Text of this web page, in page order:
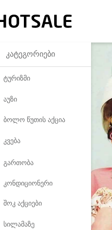
კატეგორიები
ტურიზმი
აუზი
ბოლო წუთის აქცია
კვება
გართობა
კონდიციონერი
შოკ აქციები
სილამაზე